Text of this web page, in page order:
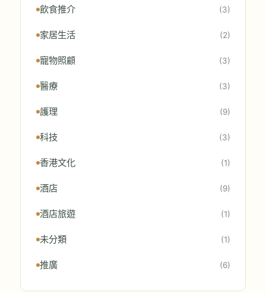
飲食推介 (3)
家居生活 (2)
寵物照顧 (3)
醫療 (3)
護理 (9)
科技 (3)
香港文化 (1)
酒店 (9)
酒店旅遊 (1)
未分類 (1)
推廣 (6)